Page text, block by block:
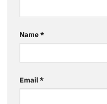
Name*
Email*